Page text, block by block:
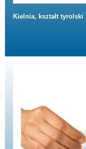
Kielnia, kształt tyrolski